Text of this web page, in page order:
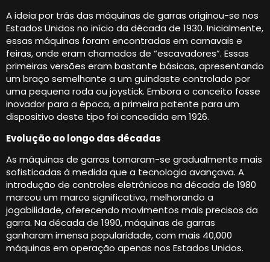
A ideia por trás das máquinas de garras originou-se nos
Estados Unidos no início da década de 1930. Inicialmente,
essas máquinas foram encontradas em carnavais e
feiras, onde eram chamados de “escavadores”. Essas
primeiras versões eram bastante básicas, apresentando
um braço semelhante a um guindaste controlado por
uma pequena roda ou joystick. Embora o conceito fosse
inovador para a época, a primeira patente para um
dispositivo deste tipo foi concedida em 1926.
Evolução ao longo das décadas
As máquinas de garras tornaram-se gradualmente mais
sofisticadas à medida que a tecnologia avançava. A
introdução de controles eletrônicos na década de 1980
marcou um marco significativo, melhorando a
jogabilidade, oferecendo movimentos mais precisos da
garra. Na década de 1990, máquinas de garras
ganharam imensa popularidade, com mais 40,000
máquinas em operação apenas nos Estados Unidos.